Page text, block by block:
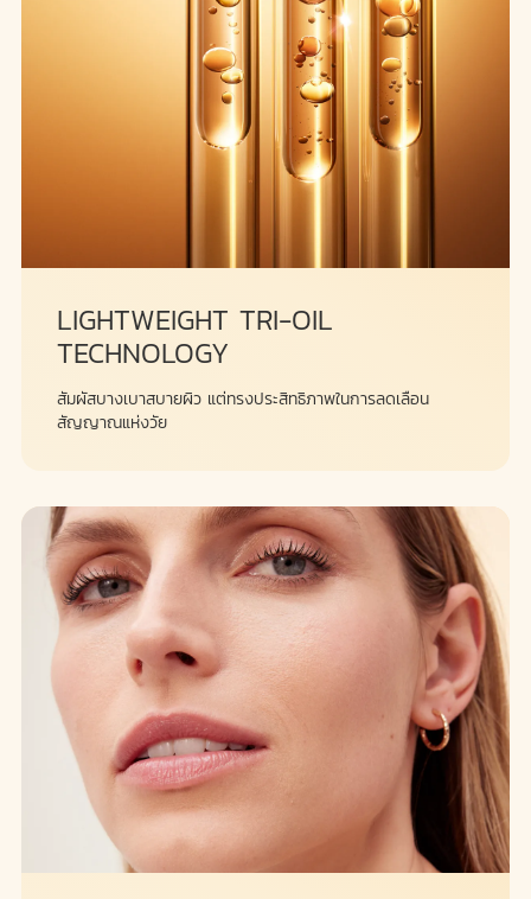
LIGHTWEIGHT TRI-OIL
TECHNOLOGY
สัมผัสบางเบาสบายผิว แต่ทรงประสิทธิภาพในการลดเลือน
สัญญาณแห่งวัย